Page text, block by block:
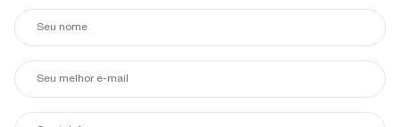
Seu
nome
Seu
mail
Seu